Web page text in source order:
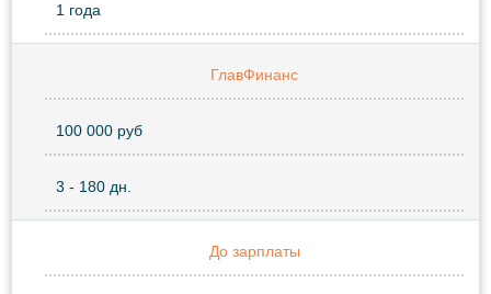
1 года
ГлавФинанс
100 000 руб
3 - 180 дн.
До зарплаты